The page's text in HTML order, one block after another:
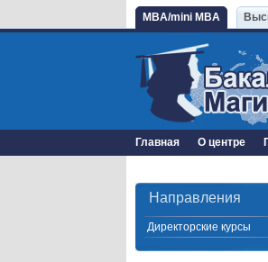
MBA/mini MBA
Главная О центре
Направления
Директорские курсы